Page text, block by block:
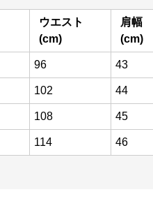
ウエスト
(cm)
肩幅
(cm)
96 43
102 44
108 45
114 46